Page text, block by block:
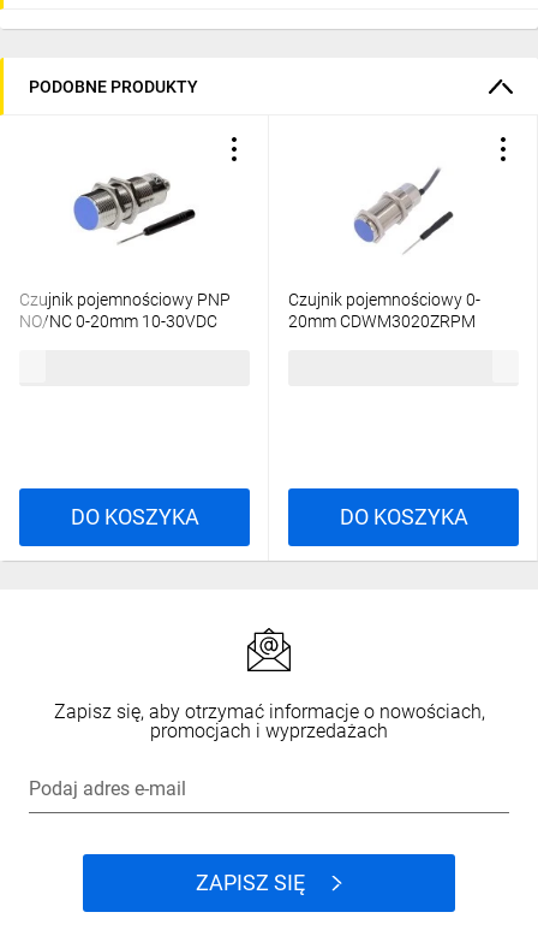
PODOBNE PRODUKTY
Czujnik pojemnościowy PNP
NO/NC 0-20mm 10-30VDC
DO KOSZYKA
Czujnik pojemnościowy 0-
20mm CDWM3020ZRPM
DO KOSZYKA
Zapisz się, aby otrzymać informacje o nowościach,
promocjach i wyprzedażach
Podaj adres e-mail
ZAPISZ SIĘ